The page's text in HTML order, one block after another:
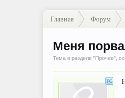
Главная Форум
Меня
Тема в разделе "Прочее",